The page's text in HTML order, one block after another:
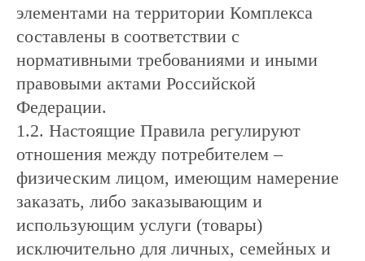
элементами на территории Комплекса
составлены в соответствии с
нормативными требованиями и иными
правовыми актами Российской
Федерации.
1.2. Настоящие Правила регулируют
отношения между потребителем –
физическим лицом, имеющим намерение
заказать, либо заказывающим и
использующим услуги (товары)
исключительно для личных, семейных и